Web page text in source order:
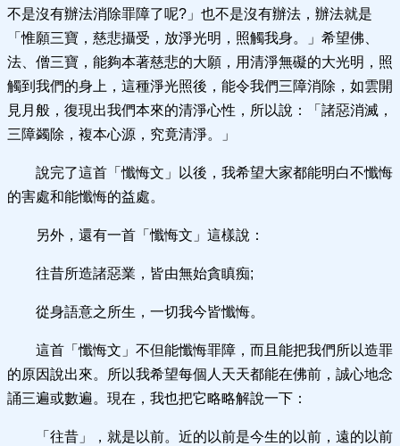
不是沒有辦法消除罪障了呢?」也不是沒有辦法，辦法就是
「惟願三寶，慈悲攝受，放淨光明，照觸我身。」希望佛、
法、僧三寶，能夠本著慈悲的大願，用清淨無礙的大光明，照
觸到我們的身上，這種淨光照後，能令我們三障消除，如雲開
見月般，復現出我們本來的清淨心性，所以說：「諸惡消滅，
三障蠲除，複本心源，究竟清淨。」
說完了這首「懺悔文」以後，我希望大家都能明白不懺悔
的害處和能懺悔的益處。
另外，還有一首「懺悔文」這樣說：
往昔所造諸惡業，皆由無始貪瞋痴;
從身語意之所生，一切我今皆懺悔。
這首「懺悔文」不但能懺悔罪障，而且能把我們所以造罪
的原因說出來。所以我希望每個人天天都能在佛前，誠心地念
誦三遍或數遍。現在，我也把它略略解說一下：
「往昔」，就是以前。近的以前是今生的以前，遠的以前